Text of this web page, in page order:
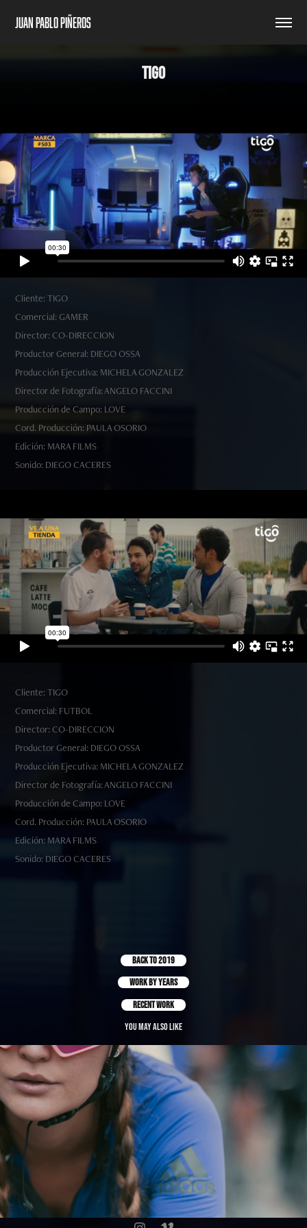
Juan Pablo Piñeros
TIGO
Cliente: TIGO
Comercial: GAMER
Director: CO-DIRECCION
Productor General: DIEGO OSSA
Producción Ejecutiva: MICHELA GONZALEZ
Director de Fotografía: ANGELO FACCINI
Producción de Campo: LOVE
Cord. Producción: PAULA OSORIO
Edición: MARA FILMS
Sonido: DIEGO CACERES
Cliente: TIGO
Comercial: FUTBOL
Director: CO-DIRECCION
Productor General: DIEGO OSSA
Producción Ejecutiva: MICHELA GONZALEZ
Director de Fotografía: ANGELO FACCINI
Producción de Campo: LOVE
Cord. Producción: PAULA OSORIO
Edición: MARA FILMS
Sonido: DIEGO CACERES
BACK TO 2019
work by years
recent work
You may also like
RAPPI ADIDAS